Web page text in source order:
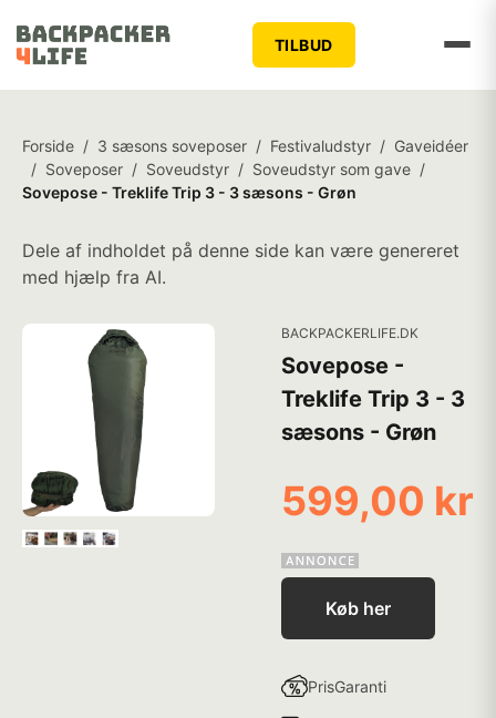
TILBUD
Forside / 3 sæsons soveposer / Festivaludstyr / Gaveidéer
/ Soveposer / Soveudstyr / Soveudstyr som gave /
Sovepose - Treklife Trip 3 - 3 sæsons - Grøn
Dele af indholdet på denne side kan være genereret
med hjælp fra AI.
BACKPACKERLIFE.DK
Sovepose -
Treklife Trip 3 - 3
sæsons - Grøn
599,00 kr
Køb her
PrisGaranti